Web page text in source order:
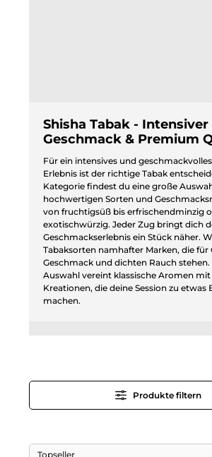
Shisha Tabak - Intensiver
Geschmack & Premium
Für ein intensives und
Erlebnis ist der richtige Tabak
Kategorie findest du eine große
hochwertigen Sorten und
von fruchtigsüß bis erfrischendminzig
exotischwürzig. Jeder Zug bringt dich
Geschmackserlebnis ein Stück näher.
Tabaksorten namhafter Marken, die für
Geschmack und dichten Rauch stehen.
Auswahl vereint klassische Aromen
Kreationen, die deine Session zu etwas
machen.
Produkte filtern